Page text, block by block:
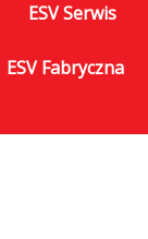
ESV Serwis
ESV Fabryczna